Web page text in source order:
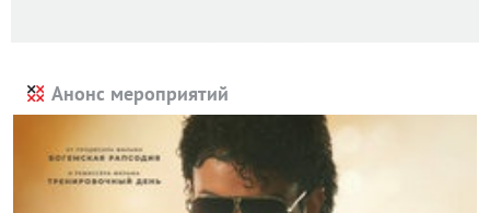
Анонс мероприятий